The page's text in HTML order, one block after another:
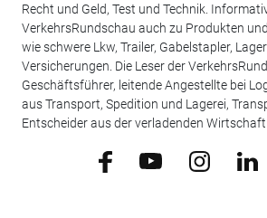
Recht und Geld, Test und Technik.
VerkehrsRundschau auch zu Produkten
wie schwere Lkw, Trailer, Gabelstapler,
Versicherungen. Die Leser der
Geschäftsführer, leitende Angestellte bei
aus Transport, Spedition und Lagerei,
Entscheider aus der verladenden